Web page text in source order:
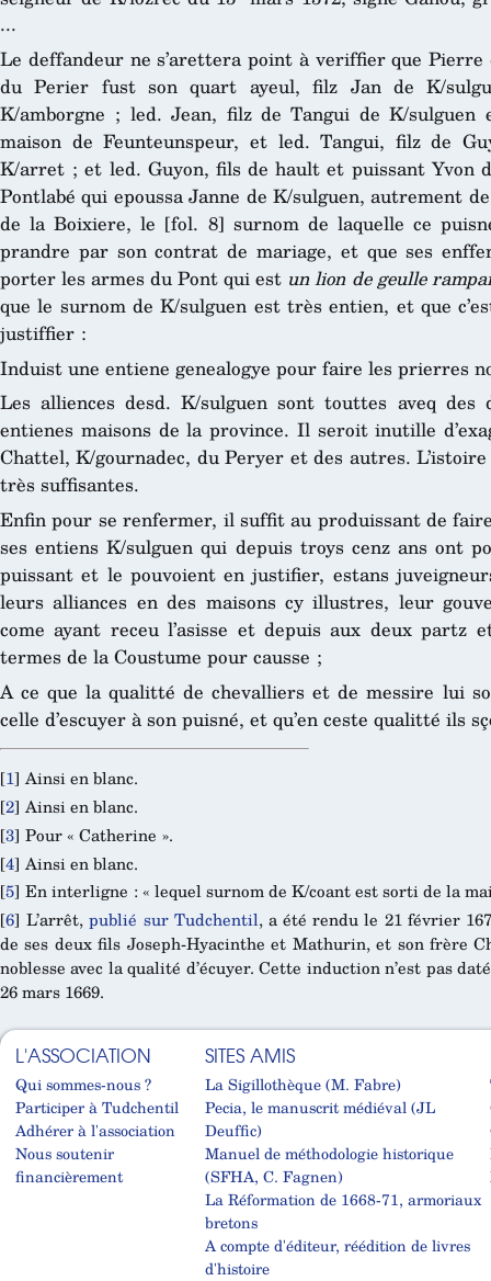
...
Le deffandeur ne s’arettera point à veriffier que
du Perier fust son quart ayeul, filz Jan de K/
K/amborgne ; led. Jean, filz de Tangui de K/
maison de Feunteunspeur, et led. Tangui, filz de
K/arret ; et led. Guyon, fils de hault et puissant Yvon
Pontlabé qui epoussa Janne de K/sulguen, autrement
de la Boixiere, le [fol. 8] surnom de laquelle ce
prandre par son contrat de mariage, et que ses
porter les armes du Pont qui est un lion de geulle
que le surnom de K/sulguen est très entien, et que
justiffier :
Induist une entiene genealogye pour faire les prierres
Les alliences desd. K/sulguen sont touttes aveq des
entienes maisons de la province. Il seroit inutille
Chattel, K/gournadec, du Peryer et des autres.
très suffisantes.
Enfin pour se renfermer, il suffit au produissant de
ses entiens K/sulguen qui depuis troys cenz ans ont
puissant et le pouvoient en justifier, estans
leurs alliances en des maisons cy illustres, leur
come ayant receu l’asisse et depuis aux deux partz
termes de la Coustume pour causse ;
A ce que la qualitté de chevalliers et de messire lui
celle d’escuyer à son puisné, et qu’en ceste qualitté ils
[1] Ainsi en blanc.
[2] Ainsi en blanc.
[3] Pour « Catherine ».
[4] Ainsi en blanc.
[5] En interligne : « lequel surnom de K/coant est sorti de la
[6]L’arrêt,publié sur Tudchentil, a été rendu le 21 février
de ses deux fils Joseph-Hyacinthe et Mathurin, et son frère
noblesse avec la qualité d’écuyer. Cette induction n’est pas
26 mars 1669.
L'ASSOCIATION
Qui sommes-nous ?
Participer à Tudchentil
Adhérer à l'association
Nous soutenir
financièrement
SITES AMIS
La Sigillothèque (M. Fabre)
Pecia, le manuscrit médiéval (JL
Deuffic)
Manuel de méthodologie historique
(SFHA, C. Fagnen)
La Réformation de 1668-71, armoriaux
bretons
A compte d'éditeur, réédition de livres
d'histoire